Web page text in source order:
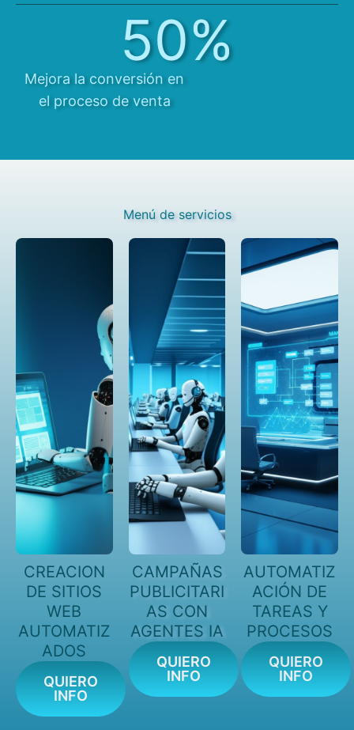
50%
Mejora la conversión en
el proceso de venta
Menú de servicios
CREACION
DE SITIOS
WEB
AUTOMATIZ
ADOS
QUIERO
INFO
CAMPAÑAS
PUBLICITARI
AS CON
AGENTES IA
QUIERO
INFO
AUTOMATIZ
ACIÓN DE
TAREAS Y
PROCESOS
QUIERO
INFO